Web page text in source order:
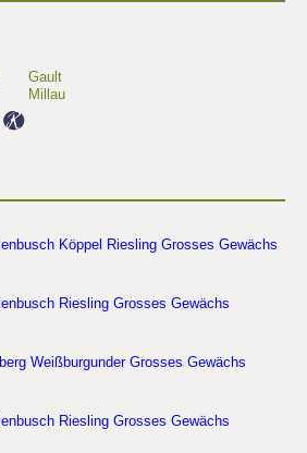
Gault
Millau
Köppel Riesling Grosses Gewächs
Riesling Grosses Gewächs
Weißburgunder Grosses Gewächs
Riesling Grosses Gewächs